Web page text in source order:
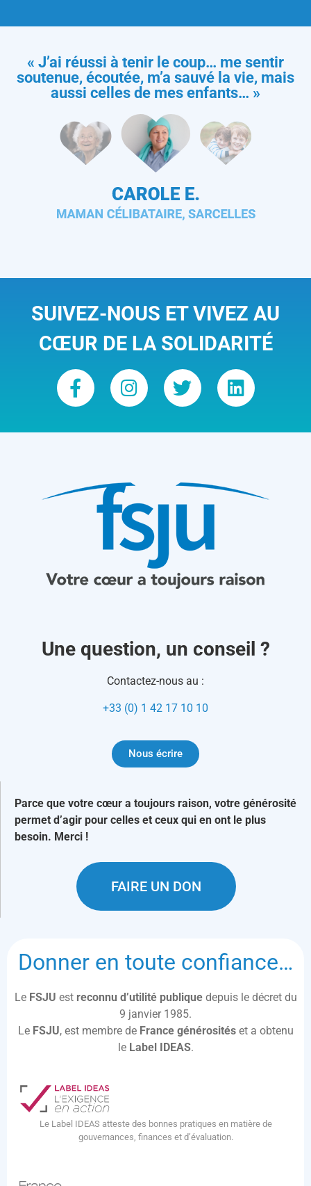
« J’ai réussi à tenir le coup… me sentir
soutenue, écoutée, m’a sauvé la vie, mais
aussi celles de mes enfants… »
SUIVEZ-NOUS ET VIVEZ AU
CŒUR DE LA SOLIDARITÉ
Une question, un conseil ?
Contactez-nous au :
+33 (0) 1 42 17 10 10
Nous écrire
Parce que votre cœur a toujours raison, votre générosité
permet d’agir pour celles et ceux qui en ont le plus
besoin. Merci !
FAIRE UN DON
Donner en toute confiance…
Le FSJU est reconnu d’utilité publique depuis le décret du
9 janvier 1985.
Le FSJU, est membre de France générositéset a obtenu
le Label IDEAS.
Le Label IDEAS atteste des bonnes pratiques en matière de
gouvernances, finances et d’évaluation.